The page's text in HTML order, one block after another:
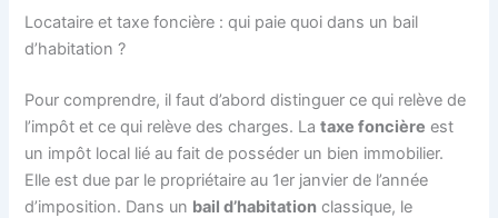
Locataire et taxe foncière : qui paie quoi dans un bail
d’habitation ?
Pour comprendre, il faut d’abord distinguer ce qui relève de
l’impôt et ce qui relève des charges. Lataxe foncière est
un impôt local lié au fait de posséder un bien immobilier.
Elle est due par le propriétaire au 1er janvier de l’année
d’imposition. Dans un bail d’habitation classique, le